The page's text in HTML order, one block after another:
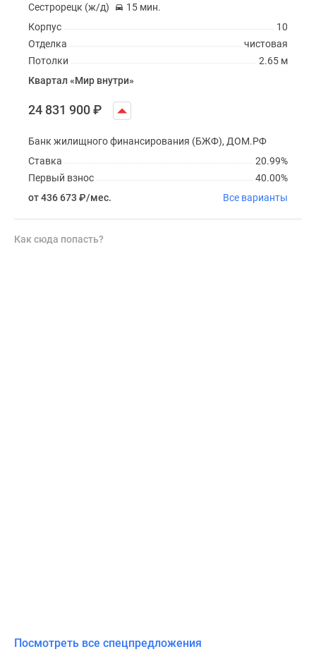
Сестрорецк (ж/д)
15 мин.
10
Корпус
чистовая
Отделка
2.65 м
Потолки
Квартал «Мир внутри»
24 831 900₽
Банк жилищного финансирования (БЖФ), ДОМ.РФ
20.99%
Ставка
40.00%
Первый взнос
от 436 673 ₽/мес. Все варианты
Как сюда попасть?
Посмотреть все спецпредложения